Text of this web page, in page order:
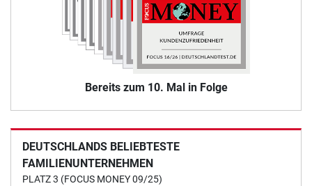
Bereits zum 10. Mal in Folge
DEUTSCHLANDS BELIEBTESTE
FAMILIENUNTERNEHMEN
PLATZ 3 (FOCUS MONEY 09/25)